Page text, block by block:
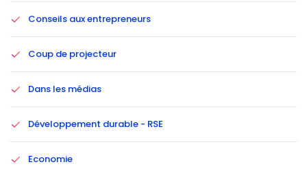
Conseils aux entrepreneurs
Coup de projecteur
Dans les médias
Développement durable - RSE
Economie